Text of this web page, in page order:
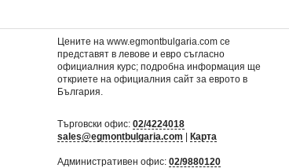
Цените на www.egmontbulgaria.com се
представят в левове и евро съгласно
официалния курс; подробна информация ще
откриете наофициалния сайт за еврото в
България
Търговски офис:02/4224018
sales@egmontbulgaria.com |Карта
Административен офис:02/9880120